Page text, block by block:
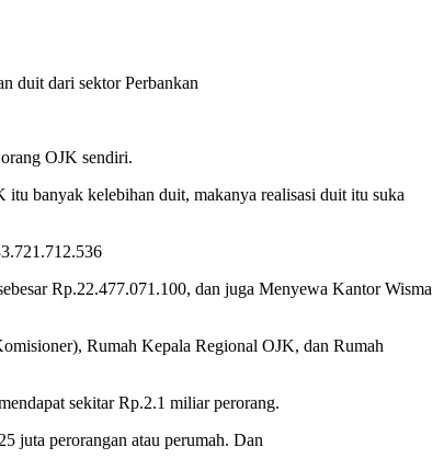
duit dari sektor Perbankan
OJK sendiri.
banyak kelebihan duit, makanya realisasi duit itu suka
Rp.22.477.071.100, dan juga Menyewa Kantor Wisma
Rumah Kepala Regional OJK, dan Rumah
sekitar Rp.2.1 miliar perorang.
juta perorangan atau perumah. Dan